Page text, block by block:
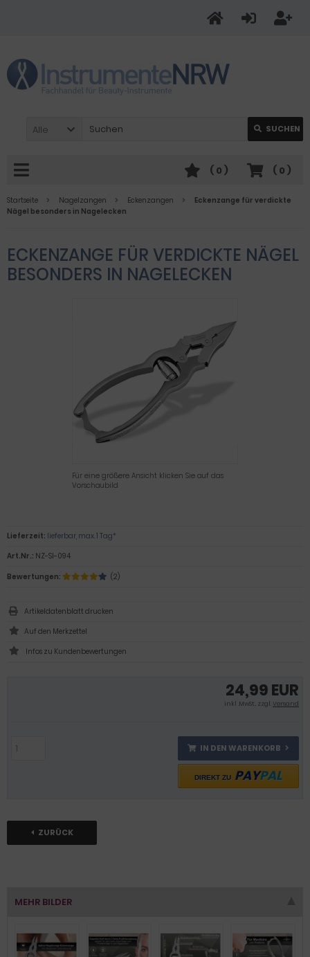
Alle SUCHEN
( 0 )
( 0 )
Startseite Nagelzangen Eckenzangen
Eckenzange für verdickte
Nägel besonders in Nagelecken
ECKENZANGE FÜR VERDICKTE NÄGEL
BESONDERS IN NAGELECKEN
Für eine größere Ansicht klicken Sie auf das
Vorschaubild
24,99 EUR
inkl .MwSt., zzgl.Versand
IN DEN WARENKORB
DIREKT ZU PAYPAL
ZURÜCK
Lieferzeit: lieferbar, max. 1 Tag*
Art.Nr.: NZ-SI-094
Bewertungen:
(2)
Artikeldatenblatt drucken
Infos zu Kundenbewertungen
MEHR BILDER